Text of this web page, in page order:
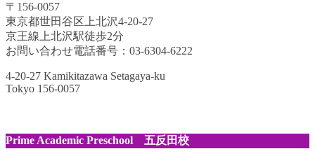
〒156-0057
東京都世田谷区上北沢4-20-27
京王線上北沢駅徒歩2分
お問い合わせ電話番号：03-6304-6222
4-20-27 Kamikitazawa Setagaya-ku
Tokyo 156-0057
Prime Academic Preschool 五反田校